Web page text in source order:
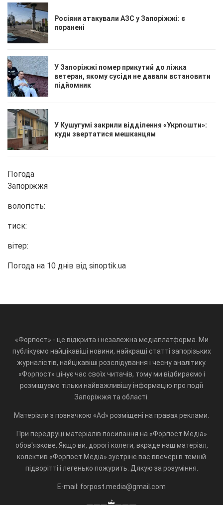
Росіяни атакували АЗС у Запоріжжі: є
поранені
У Запоріжжі помер прикутий до ліжка
ветеран, якому сусіди не давали встановити
підйомник
У Кушугумі закрили відділення «Укрпошти»:
куди звертатися мешканцям
Погода
Запоріжжя
вологість:
тиск:
вітер:
Погода на 10 днів від sinoptik.ua
«Форпост» - це відкрита і незалежна медіаплатформа. Ми
публікуємо найцікавіші новини, найкращі статті запорізьких
журналістів, найцікавіші розслідування і чесну аналітику.
«Форпост» цінує час своїх читачів, тому ми відбираємо і
розміщуємо тільки найважливішу інформацію про події
Запоріжжя та області.
Матеріали з позначкою «Ad» розміщені на правах реклами.
При передруці матеріалів посилання на «Форпост.Медіа»
обов'язкове. Якщо ви, дорогі колеги, вкраде наш матеріал,
колектив «Форпост.Медіа» зустріне вас ввечері в темній
підворітті і легенько пожурить. Дякую за розуміння.
E-mail: forpost.media@gmail.com